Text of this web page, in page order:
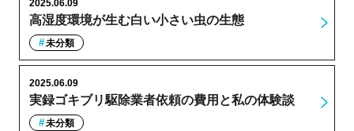
高湿度環境が生む白い小さい虫の生態
2025.06.09
未分類
実録ゴキブリ駆除業者依頼の費用と私の体験談
2025.06.09
未分類